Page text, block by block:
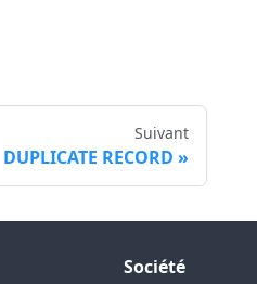
Suivant
DUPLICATE RECORD
Société